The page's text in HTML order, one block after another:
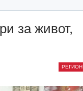
за живот,
РЕГИОН